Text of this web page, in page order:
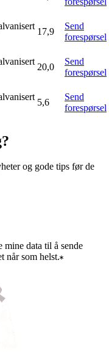
17,9
Send
forespørsel
20,0
Send
forespørsel
5,6
Send
forespørsel
og gode tips før de
mine data til å sende
når som helst.